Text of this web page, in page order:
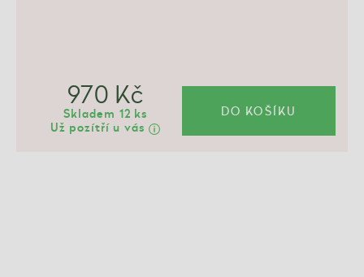
970 Kč
Skladem 12 ks
Už pozítří u vás
DO KOŠÍKU